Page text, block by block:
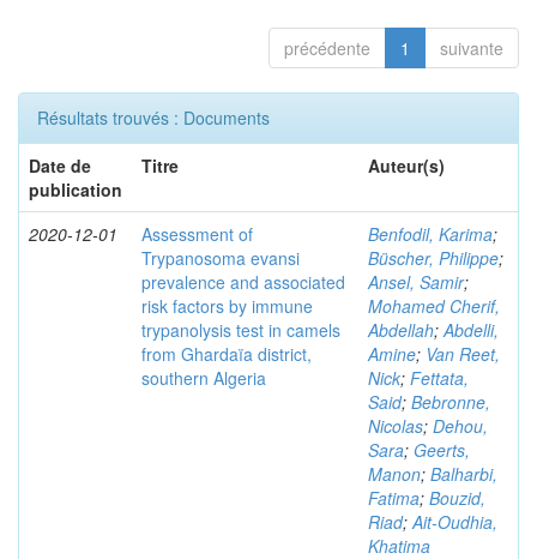
précédente 1 suivante
Résultats trouvés : Documents
Date de
publication
Titre Auteur(s)
2020-12-01
Assessment of
Trypanosoma evansi
prevalence and associated
risk factors by immune
trypanolysis test in camels
from Ghardaïa district,
southern Algeria
Benfodil, Karima;
Büscher, Philippe;
Ansel, Samir;
Mohamed Cherif,
Abdellah;Abdelli,
Amine; Van Reet,
Nick; Fettata,
Said; Bebronne,
Nicolas; Dehou,
Sara; Geerts,
Manon; Balharbi,
Fatima; Bouzid,
Riad;Ait-Oudhia,
Khatima